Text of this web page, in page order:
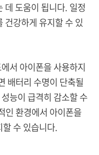
데 도움이 됩니다. 일정
건강하게 유지할 수 있
서 아이폰을 사용하지
배터리 수명이 단축될
능이 급격히 감소할 수
인 환경에서 아이폰을
수 있습니다.